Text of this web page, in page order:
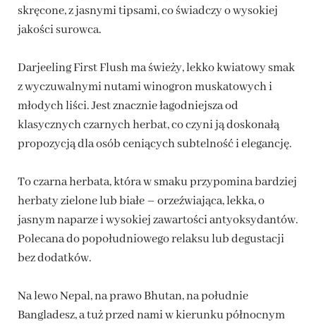
skręcone, z jasnymi tipsami, co świadczy o wysokiej
jakości surowca.
Darjeeling First Flush ma świeży, lekko kwiatowy smak
z wyczuwalnymi nutami winogron muskatowych i
młodych liści. Jest znacznie łagodniejsza od
klasycznych czarnych herbat, co czyni ją doskonałą
propozycją dla osób ceniących subtelność i elegancję.
To czarna herbata, która w smaku przypomina bardziej
herbaty zielone lub białe – orzeźwiająca, lekka, o
jasnym naparze i wysokiej zawartości antyoksydantów.
Polecana do popołudniowego relaksu lub degustacji
bez dodatków.
Na lewo Nepal, na prawo Bhutan, na południe
Bangladesz, a tuż przed nami w kierunku północnym